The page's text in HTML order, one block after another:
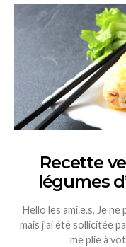
Recette
légumes
Hello les ami.e.s, Je
mais j’ai été sollicitée
me plie à